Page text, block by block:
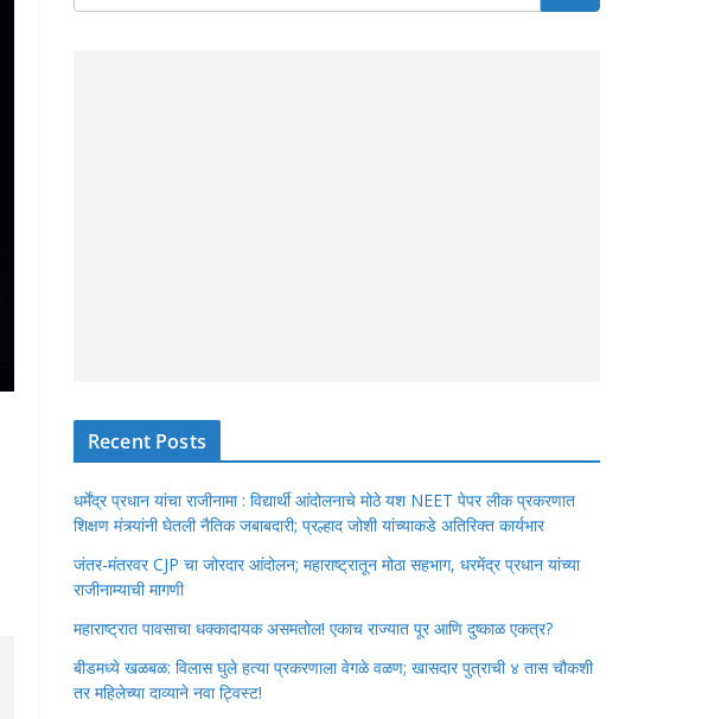
Recent Posts
धर्मेंद्र प्रधान यांचा राजीनामा : विद्यार्थी आंदोलनाचे मोठे यश NEET पेपर लीक प्रकरणात
शिक्षण मंत्र्यांनी घेतली नैतिक जबाबदारी; प्रल्हाद जोशी यांच्याकडे अतिरिक्त कार्यभार
जंतर-मंतरवर CJP चा जोरदार आंदोलन; महाराष्ट्रातून मोठा सहभाग, धरमेंद्र प्रधान यांच्या
राजीनाम्याची मागणी
महाराष्ट्रात पावसाचा धक्कादायक असमतोल! एकाच राज्यात पूर आणि दुष्काळ एकत्र?
बीडमध्ये खळबळ: विलास घुले हत्या प्रकरणाला वेगळे वळण; खासदार पुत्राची ४ तास चौकशी
तर महिलेच्या दाव्याने नवा ट्विस्ट!